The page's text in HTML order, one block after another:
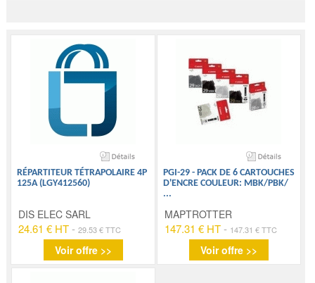
RÉPARTITEUR TÉTRAPOLAIRE 4P
125A (LGY412560)
DIS ELEC SARL
24.61 € HT -29.53 € TTC
Voir offre >>
PGI-29 - PACK DE 6 CARTOUCHES
D'ENCRE COULEUR: MBK/PBK/
...
MAPTROTTER
147.31 € HT- 147.31 € TTC
Voir offre >>